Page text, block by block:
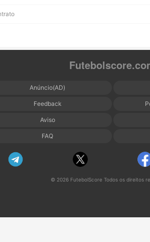
Anúncio(AD)
Feedback
Aviso
FAQ
© 2026 FutebolScore Todos os direitos